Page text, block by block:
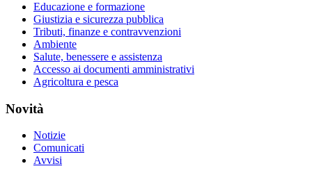
Educazione e formazione
Giustizia e sicurezza pubblica
Tributi, finanze e contravvenzioni
Ambiente
Salute, benessere e assistenza
Accesso ai documenti amministrativi
Agricoltura e pesca
Novità
Notizie
Comunicati
Avvisi